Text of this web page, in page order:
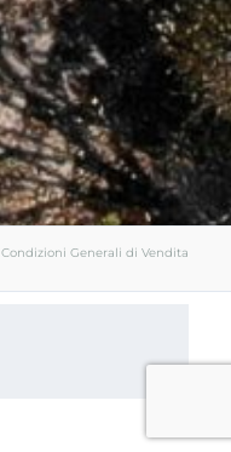
Andalusia
Condizioni Generali di Vendita